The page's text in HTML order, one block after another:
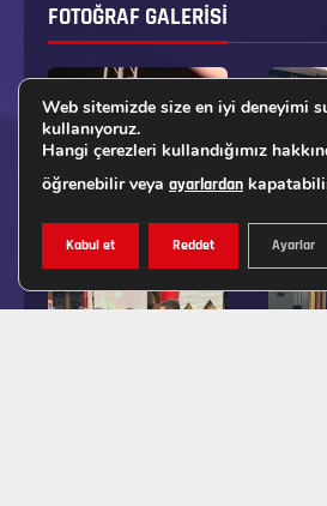
FOTOĞRAF GALERISI
Web sitemizde size en iyi deneyimi
kullanıyoruz.
Hangi çerezleri kullandığımız
öğrenebilir veya ayarlardan
Kabul et Reddet Ayarlar